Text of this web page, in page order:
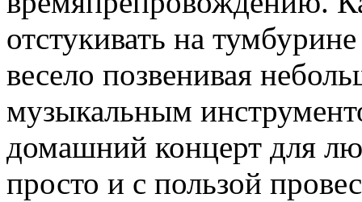
отстукивать на
весело позвенивая
музыкальным
домашний концерт для
просто и с пользой